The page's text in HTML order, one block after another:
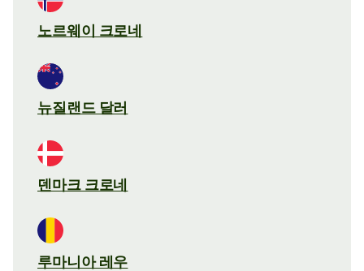
노르웨이 크로네
뉴질랜드 달러
덴마크 크로네
루마니아 레우